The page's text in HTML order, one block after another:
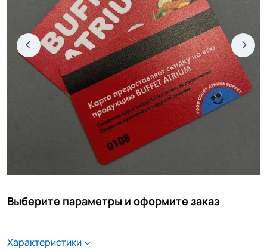
Выберите параметры и оформите заказ
Характеристики